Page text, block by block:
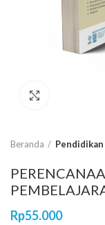
Beranda Pendidikan
Rp55.000